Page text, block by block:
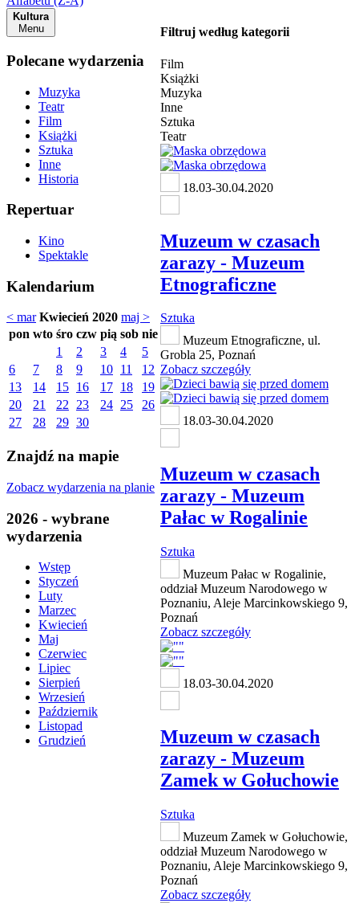
Kultura
Menu
Polecane wydarzenia
Muzyka
Teatr
Film
Książki
Sztuka
Inne
Historia
Repertuar
Kino
Spektakle
Kalendarium
< mar Kwiecień 2020 maj >
pon wto śro czw pią sob nie
1
2 3 4
5
6
7 8 9 10 11
12
13
14 15 16 17 18
19
20
21 22 23 24 25
26
27
28 29 30
Znajdź na mapie
Zobacz wydarzenia na planie
2026 - wybrane
wydarzenia
Wstęp
Styczeń
Luty
Marzec
Kwiecień
Maj
Czerwiec
Lipiec
Sierpień
Wrzesień
Październik
Listopad
Grudzień
Filtruj według kategorii
Film
Książki
Muzyka
Inne
Sztuka
Teatr
18.03-30.04.2020
Muzeum w czasach
zarazy - Muzeum
Etnograficzne
Sztuka
Muzeum Etnograficzne, ul.
Grobla 25, Poznań
Zobacz szczegóły
18.03-30.04.2020
Muzeum w czasach
zarazy - Muzeum
Pałac w Rogalinie
Sztuka
Muzeum Pałac w Rogalinie,
oddział Muzeum Narodowego w
Poznaniu, Aleje Marcinkowskiego 9,
Poznań
Zobacz szczegóły
18.03-30.04.2020
Muzeum w czasach
zarazy - Muzeum
Zamek w Gołuchowie
Sztuka
Muzeum Zamek w Gołuchowie,
oddział Muzeum Narodowego w
Poznaniu, Aleje Marcinkowskiego 9,
Poznań
Zobacz szczegóły